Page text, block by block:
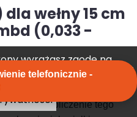
wyrażasz zgodę na
cookies.
Akceptuję
telefonicznie -
dla wełny 15 cm
(0,033 -
) jest najważniejszym
– im jest on wyższy, tym
na obliczenie tego